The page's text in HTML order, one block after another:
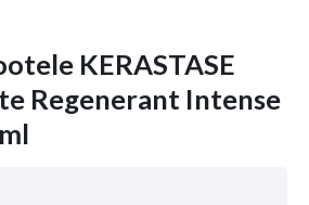
KERASTASE
Regenerant Intense